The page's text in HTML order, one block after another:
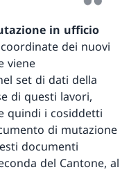
in ufficio
dei nuovi
viene
set di dati della
di questi lavori,
quindi i cosiddetti
di mutazione
documenti
del Cantone, al